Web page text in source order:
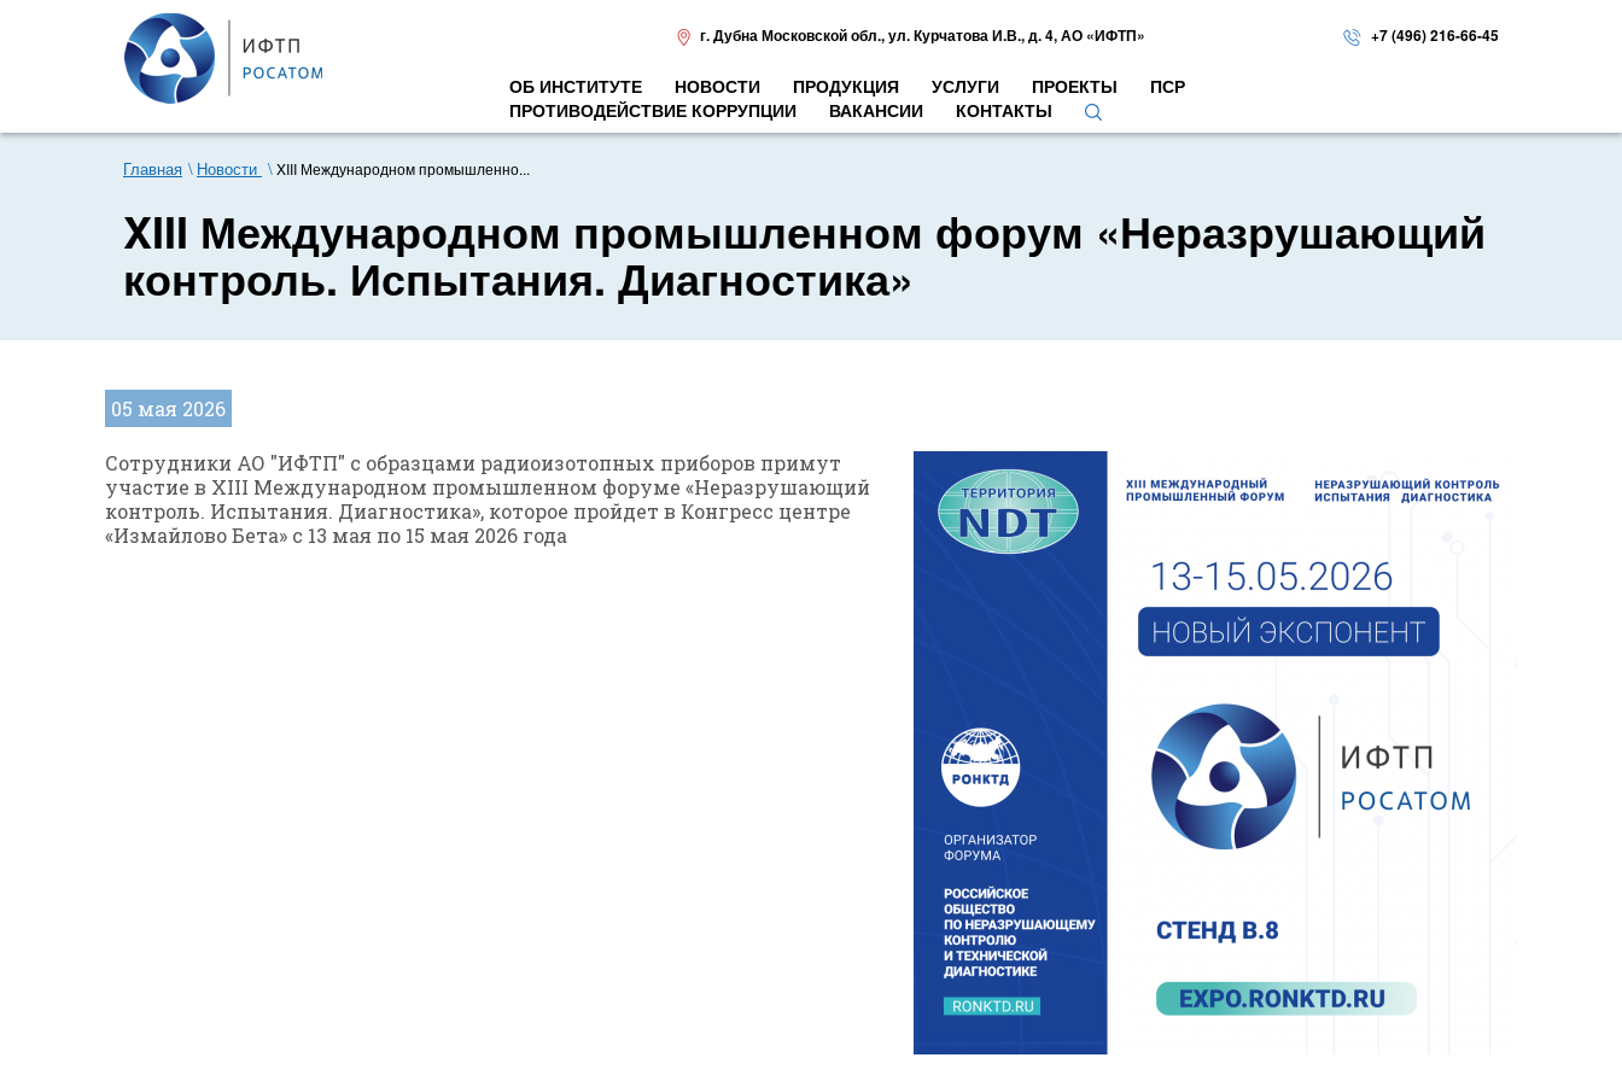
г. Дубна Московской обл.,ул. Курчатова И.В., д. 4,АО «ИФТП» +7 (496) 216-66-45
ОБ ИНСТИТУТЕ НОВОСТИ ПРОДУКЦИЯ УСЛУГИ ПРОЕКТЫ
ПСР
ПРОТИВОДЕЙСТВИЕ КОРРУПЦИИ
ВАКАНСИИ КОНТАКТЫ
Главная Новости XIII Международном промышленно...
XIII Международном промышленном форум «Неразрушающий
контроль. Испытания. Диагностика»
05 мая 2026
Сотрудники АО "ИФТП" с образцами радиоизотопных приборов примут
участие в XIII Международном промышленном форуме «Неразрушающий
контроль. Испытания. Диагностика», которое пройдет в Конгресс центре
«Измайлово Бета» с 13 мая по 15 мая 2026 года